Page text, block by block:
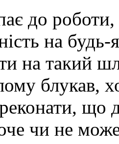
до роботи,
на
на такий
блукав,
що
чи не